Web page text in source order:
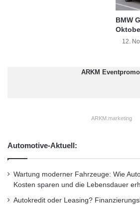
Quelle: Florian
Gegen Angriffe von außen
Area-Network (CAN) Bus.
Computer zuständig. Sein
entwickelte „Automotive
r
k
i
BMW
12.
ARKM
ARKM.marketing
Automotive-Aktuell:
Wartung moderner Fahrzeuge: Wie
Kosten sparen und die Lebensdauer
Autokredit oder Leasing?